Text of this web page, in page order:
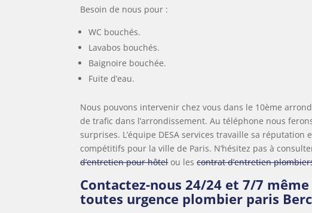
Besoin de nous pour :
WC bouchés.
Lavabos bouchés.
Baignoire bouchée.
Fuite d’eau.
Nous pouvons intervenir chez vous dans le 10ème
de trafic dans l’arrondissement. Au téléphone nous
surprises. L’équipe DESA services travaille sa
compétitifs pour la ville de Paris. N’hésitez pas à
d’entretien pour hôtelou lescontrat d’entretien
Contactez-nous 24/24 et 7/7
toutes urgence plombier paris